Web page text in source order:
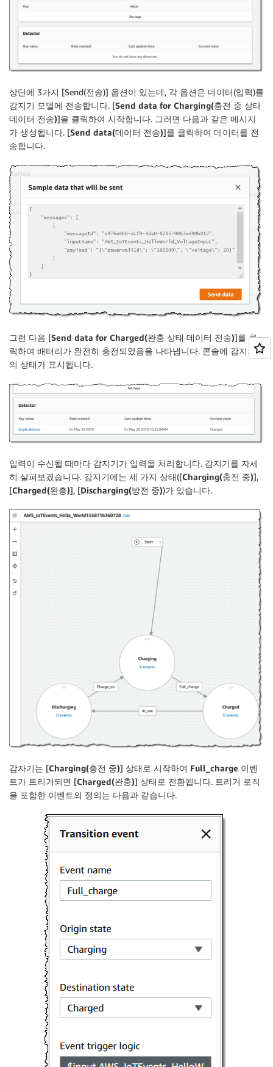
상단에 3가지 [Send(전송)] 옵션이 있는데, 각 옵션은 데이터(입력)를
감지기 모델에 전송합니다. [Send data for Charging(충전 중 상태
데이터 전송)]을 클릭하여 시작합니다. 그러면 다음과 같은 메시지
가 생성됩니다. [Send data(데이터 전송)]를 클릭하여 데이터를 전
송합니다.
그런 다음 [Send data for Charged(완충 상태 데이터 전송)]를 클
릭하여 배터리가 완전히 충전되었음을 나타냅니다. 콘솔에 감지기
의 상태가 표시됩니다.
입력이 수신될 때마다 감지기가 입력을 처리합니다. 감지기를 자세
히 살펴보겠습니다. 감지기에는 세 가지 상태([Charging(충전 중)],
[Charged(완충)], [Discharging(방전 중))가 있습니다.
감자기는 [Charging(충전 중)] 상태로 시작하여 Full_charge 이벤
트가 트리거되면 [Charged(완충)] 상태로 전환됩니다. 트리거 로직
을 포함한 이벤트의 정의는 다음과 같습니다.